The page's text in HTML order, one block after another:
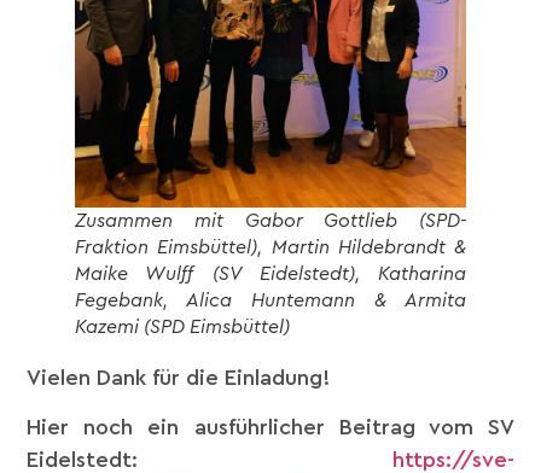
Zusammen mit Gabor Gottlieb (SPD-
Fraktion Eimsbüttel), Martin Hildebrandt &
Maike Wulff (SV Eidelstedt), Katharina
Fegebank, Alica Huntemann & Armita
Kazemi (SPD Eimsbüttel)
Vielen Dank für die Einladung!
Hier noch ein ausführlicher Beitrag vom SV
Eidelstedt:
https://sve-